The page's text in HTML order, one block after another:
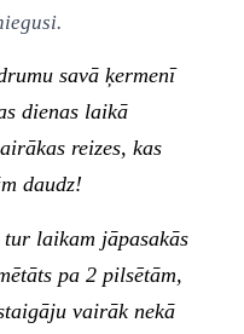
savā ķermenī
dienas laikā
reizes, kas
daudz!
laikam jāpasakās
pa 2 pilsētām,
vairāk nekā